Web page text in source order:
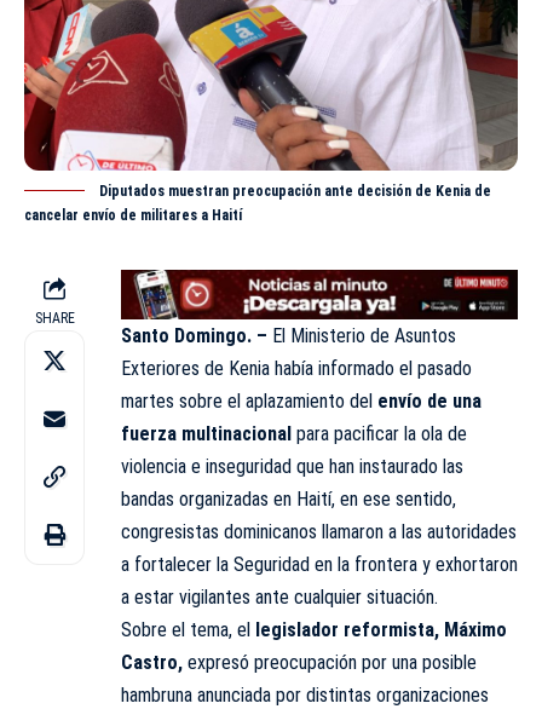
Diputados muestran preocupación ante decisión de Kenia de
cancelar envío de militares a Haití
SHARE
Santo Domingo. – El Ministerio de Asuntos
Exteriores de Kenia había informado el pasado
martes sobre el aplazamiento del envío de una
fuerza multinacional para pacificar la ola de
violencia e inseguridad que han instaurado las
bandas organizadas en Haití, en ese sentido,
congresistas dominicanos llamaron a las autoridades
a fortalecer la Seguridad en la frontera y exhortaron
a estar vigilantes ante cualquier situación.
Sobre el tema, el legislador reformista, Máximo
Castro, expresó preocupación por una posible
hambruna anunciada por distintas organizaciones